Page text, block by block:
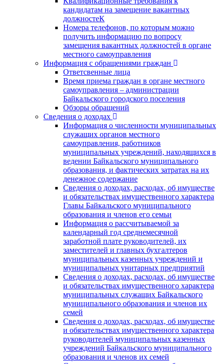
кандидатам на замещение вакантных
должностеК
Номера телефонов, по которым можно
получить информацию по вопросу
замещения вакантных должностей в органе
местного самоуправления
Информация с обращениями граждан
Ответсвенные лица
Время приема граждан в органе местного
самоуправления – администрации
Байкальского городского поселения
Обзоры обращений
Сведения о доходах
Информация о численности муниципальных
служащих органов местного
самоуправления, работников
муниципальных учреждений, находящихся в
ведении Байкальского муниципального
образования, и фактических затратах на их
денежное содержание
Сведения о доходах, расходах, об имуществе
и обязательствах имущественного характера
Главы Байкальского муниципального
образования и членов его семьи
Информация о рассчитываемой за
календарный год среднемесячной
заработной плате руководителей, их
заместителей и главных бухгалтеров
муниципальных казенных учреждений и
муниципальных унитарных предприятий
Сведения о доходах, расходах, об имуществе
и обязательствах имущественного характера
муниципальных служащих Байкальского
муниципального образования и членов их
семей
Сведения о доходах, расходах, об имуществе
и обязательствах имущественного характера
руководителей муниципальных казенных
учреждений Байкальского муниципального
образования и членов их семей